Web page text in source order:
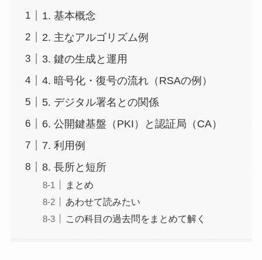
1. 基本概念
2. 主なアルゴリズム例
3. 鍵の生成と運用
4. 暗号化・復号の流れ（RSAの例）
5. デジタル署名との関係
6. 公開鍵基盤（PKI）と認証局（CA）
7. 利用例
8. 長所と短所
まとめ
あわせて読みたい
この科目の過去問をまとめて解く